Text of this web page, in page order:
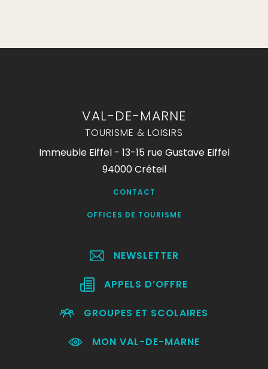
VAL-DE-MARNE
TOURISME & LOISIRS
Immeuble Eiffel - 13-15 rue Gustave Eiffel
94000 Créteil
CONTACT
OFFICES DE TOURISME
NEWSLETTER
APPELS D’OFFRE
GROUPES ET SCOLAIRES
MON VAL-DE-MARNE